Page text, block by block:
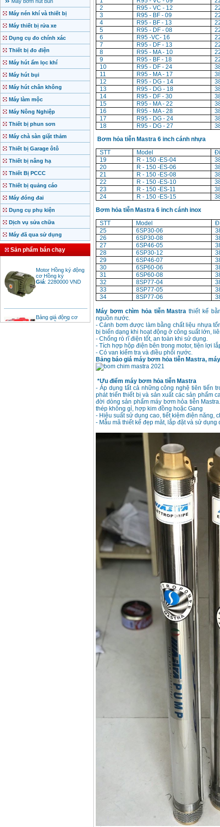
Máy nén khí và thiết bị
Máy thiết bị rửa xe
Dụng cụ đo chính xác
Thiết bị đo điện
Máy hút ẩm lọc khí
Máy hút bụi
Máy hút chân không
Máy làm mộc
Máy Nông Nghiệp
Thiết bị phun sơn
Máy chà sàn giặt thảm
Thiết bị Garage ôtô
Thiết bị nâng hạ
Thiết Bị PCCC
Thiết bị quảng cáo
Máy đóng đai
Dụng cụ phụ kiện
Dịch vụ sửa chữa
Máy đã qua sử dụng
Sản phẩm bán chạy
cơ Hồng ký
Giá:2280000
diesel đầu nổ diesel
Giá:6500000VND
2
R95 - VC - 12
3
R95 - BF - 09
4
R95 - BF - 13
5
R95 - DF - 08
6
R95 -VC- 16
7
R95 - DF - 13
8
R95 - MA - 10
9
R95 - BF - 18
10
R95 - DF - 24
11
R95 - MA - 17
12
R95 - DG - 14
13
R95 - DG - 18
14
R95 - DF - 30
15
R95 - MA - 22
16
R95 - MA - 28
17
R95 - DG - 24
18
R95 - DG - 27
Bơm hỏa tiễn Mastra 6 inch cánh nhựa
STT
Model
19
R - 150 -ES-04
20
R - 150 -ES-06
21
R - 150 -ES-08
22
R - 150 -ES-10
23
R - 150 -ES-11
24
R - 150 -ES-15
Bơm hỏa tiễn Mastra 6 inch cánh inox
STT
Model
25
6SP30-06
26
6SP30-08
27
6SP46-05
28
6SP30-12
29
6SP46-07
30
6SP60-06
31
6SP60-08
32
8SP77-04
33
8SP77-05
34
8SP77-06
Máy bơm chìm hỏa tiễn Mastra thiết kế
nguồn nước.
- Cánh bơm được làm bằng chất liệu nhựa
bị biến dạng khi hoạt động ở công suất lớn,
- Chống rò rĩ điện tốt, an toàn khi sử dụng.
- Tích hợp hộp điện bên trong motor, tiện lợi
- Có van kiểm tra và điều phối nước.
Bảng báo giá máy bơm hỏa tiễn Mastra,
*Ưu điểm máy bơm hỏa tiễn Mastra
- Áp dụng tất cả những công nghệ tiên tiến
phát triển thiết bị và sản xuất các sản phẩm
đời dòng sản phẩm máy bơm hỏa tiễn
thép không gỉ, hợp kim đồng hoặc Gang
- Hiệu suất sử dụng cao, tiết kiệm điện năng,
- Mẫu mã thiết kế đẹp măt, lắp đặt và sử dụng